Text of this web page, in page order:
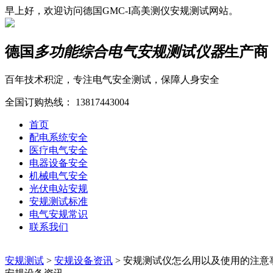
早上好，欢迎访问德国GMC-I高美测仪安规测试网站。
德国 多功能综合电气安规测试仪器生产商
百年技术积淀，专注电气安全测试，保障人身安全
全国订购热线： 13817443004
首页
配电系统安全
医疗电气安全
电器设备安全
机械电气安全
光伏电站安规
安规测试标准
电气安规常识
联系我们
安规测试 > 安规设备资讯 > 安规测试仪怎么用以及使用的注意